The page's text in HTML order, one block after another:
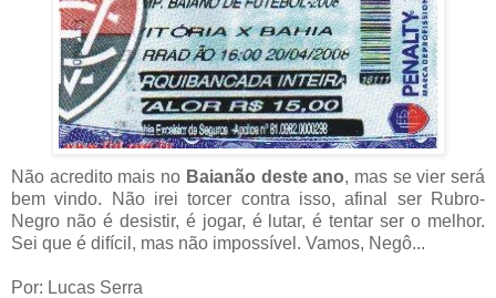
Não acredito mais no Baianão deste ano, mas se vier será
bem vindo. Não irei torcer contra isso, afinal ser Rubro-
Negro não é desistir, é jogar, é lutar, é tentar ser o melhor.
Sei que é difícil, mas não impossível. Vamos, Negô...
Por: Lucas Serra